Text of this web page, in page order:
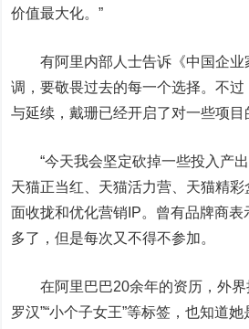
价值最大化。”
有阿里内部人士告诉《中国企业
调，要敬畏过去的每一个选择。不
与延续，戴珊已经开启了对一些项目
“今天我会坚定砍掉一些投入产出
天猫正当红、天猫活力营、天猫精彩
面收拢和优化营销IP。曾有品牌商表
多了，但是每次又不得不参加。
在阿里巴巴20余年的资历，外界
罗汉”“小个子女王”等标签，也知道